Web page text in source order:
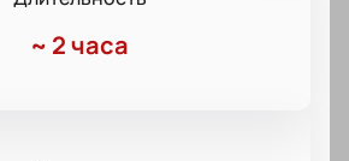
~ 2 часа